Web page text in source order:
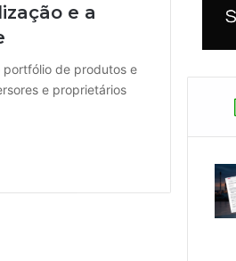
e a
portfólio de produtos e
e proprietários